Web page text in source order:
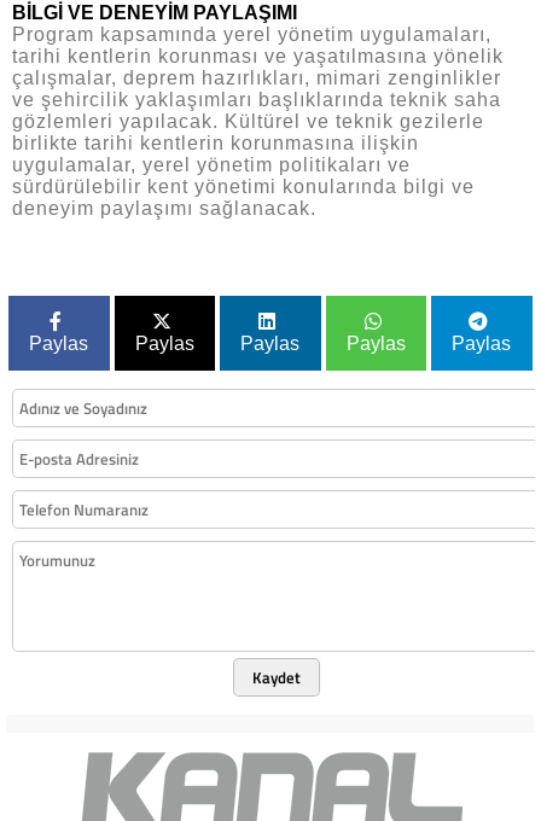
BİLGİ VE DENEYİM PAYLAŞIMI
Program kapsamında yerel yönetim uygulamaları,
tarihi kentlerin korunması ve yaşatılmasına yönelik
çalışmalar, deprem hazırlıkları, mimari zenginlikler
ve şehircilik yaklaşımları başlıklarında teknik saha
gözlemleri yapılacak. Kültürel ve teknik gezilerle
birlikte tarihi kentlerin korunmasına ilişkin
uygulamalar, yerel yönetim politikaları ve
sürdürülebilir kent yönetimi konularında bilgi ve
deneyim paylaşımı sağlanacak.
Paylas Paylas Paylas Paylas Paylas
Kaydet